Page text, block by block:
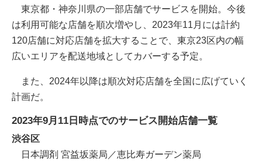
東京都・神奈川県の一部店舗でサービスを開始。今後
は利用可能な店舗を順次増やし、2023年11月には計約
120店舗に対応店舗を拡大することで、東京23区内の幅
広いエリアを配送地域としてカバーする予定。
また、2024年以降は順次対応店舗を全国に広げていく
計画だ。
2023年9月11日時点でのサービス開始店舗一覧
渋谷区
日本調剤 宮益坂薬局／恵比寿ガーデン薬局